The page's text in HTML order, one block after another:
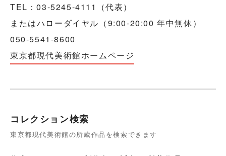
TEL：03-5245-4111（代表）
またはハローダイヤル（9:00-20:00 年中無休）
050-5541-8600
東京都現代美術館ホームページ
コレクション検索
東京都現代美術館の所蔵作品を検索できます